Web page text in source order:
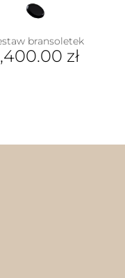
bransoletek
zł